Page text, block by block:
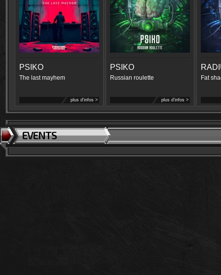
PSIKO
The last mayhem
plus d'infos >
PSIKO
Russian roulette
plus d'infos >
Fat
EVENTS